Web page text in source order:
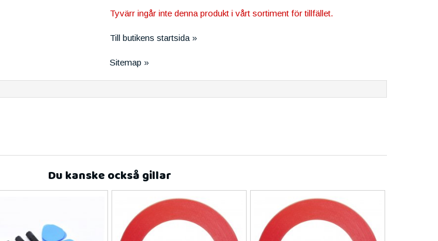
Tyvärr ingår inte denna produkt i vårt sortiment för tillfället.
Till butikens startsida »
Sitemap »
Du kanske också gillar